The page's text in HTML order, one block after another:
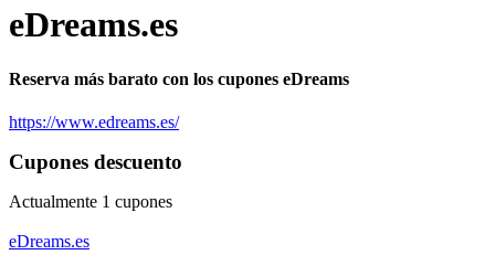
eDreams.es
Reserva más barato con los cupones eDreams
https://www.edreams.es/
Cupones descuento
Actualmente 1 cupones
eDreams.es